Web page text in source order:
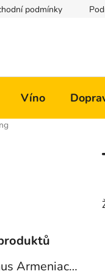
podmínky
Víno
Meruňkový Likér Prunus Armeniaca 24% 0,7l